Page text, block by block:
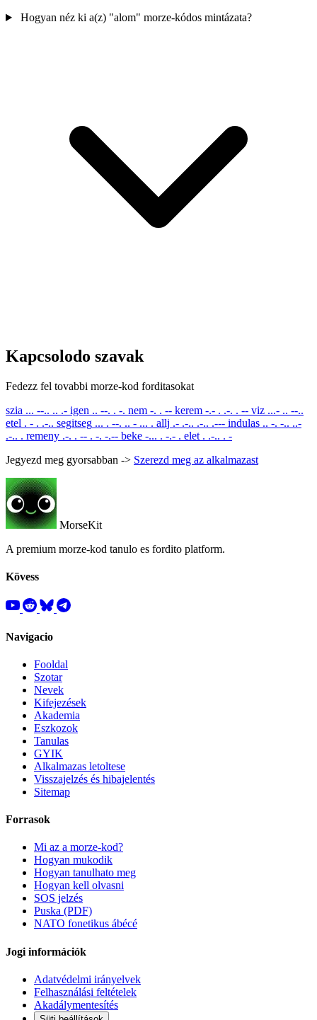
Hogyan néz ki a(z) "alom" morze-kódos mintázata?
Kapcsolodo szavak
Fedezz fel tovabbi morze-kod forditasokat
szia ... --.. .. .- igen .. --. . -. nem -. . -- kerem -.- . .-. . -- viz ...- .. --..
etel . - . .-.. segitseg ... . --. .. - ... . allj .- .-.. .-.. .--- indulas .. -. -.. ..-
.-.. . remeny .-. . -- . -. -.-- beke -... . -.- . elet . .-.. . -
Jegyezd meg gyorsabban -> Szerezd meg az alkalmazast
MorseKit
A premium morze-kod tanulo es fordito platform.
Kövess
Navigacio
Fooldal
Szotar
Nevek
Kifejezések
Akademia
Eszkozok
Tanulas
GYIK
Alkalmazas letoltese
Visszajelzés és hibajelentés
Sitemap
Forrasok
Mi az a morze-kod?
Hogyan mukodik
Hogyan tanulhato meg
Hogyan kell olvasni
SOS jelzés
Puska (PDF)
NATO fonetikus ábécé
Jogi információk
Adatvédelmi irányelvek
Felhasználási feltételek
Akadálymentesítés